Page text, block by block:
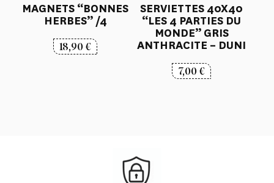
MAGNETS “BONNES
HERBES” /4
18,90€
SERVIETTES 40X40
“LES 4 PARTIES DU
MONDE” GRIS
ANTHRACITE – DUNI
7,00€